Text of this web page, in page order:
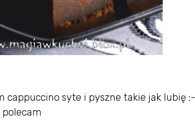
cappuccino syte i pyszne takie jak lubię
polecam